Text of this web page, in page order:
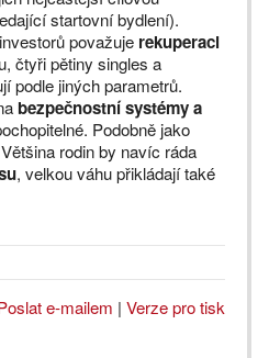
startovní bydlení).
považuje rekuperaci
čtyři pětiny singles a
podle jiných parametrů.
bezpečnostní systémy a
Podobně jako
rodin by navíc ráda
, velkou váhu přikládají také
e-mailem | Verze pro tisk